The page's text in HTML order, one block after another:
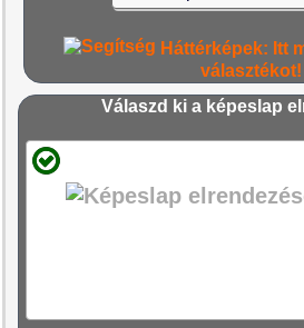
Háttérképek: Itt
választékot!
Válaszd ki a képeslap